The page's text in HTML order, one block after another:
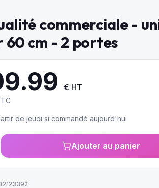
commerciale -
cm - 2 portes
€ HT
de jeudi si commandé aujourd'hui
Ajouter au panier